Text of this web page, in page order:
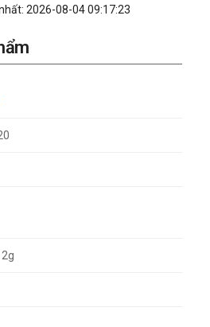
2026-08-04 09:17:23